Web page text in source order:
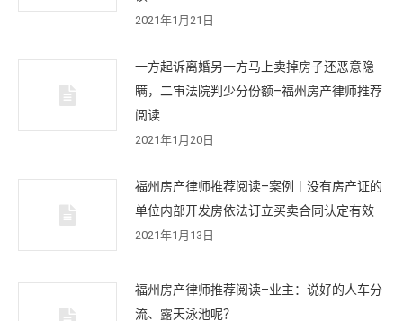
2021年1月21日
一方起诉离婚另一方马上卖掉房子还恶意隐
瞒，二审法院判少分份额–福州房产律师推荐
阅读
2021年1月20日
福州房产律师推荐阅读–案例︱没有房产证的
单位内部开发房依法订立买卖合同认定有效
2021年1月13日
福州房产律师推荐阅读–业主：说好的人车分
流、露天泳池呢？